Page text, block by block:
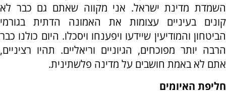
השמדת מדינת ישראל. אני מקווה שאתם גם כבר לא
קונים בעיניים עצומות את האמונה הדתית בגורמי
הביטחון והמודיעין שיידעו ויפענחו ויסכלו. היום כולנו כבר
הרבה יותר מפוכחים, הגיוניים וריאליים. תהיו רציניים,
אתם לא באמת חושבים על מדינה פלשתינית.
חליפת האיומים